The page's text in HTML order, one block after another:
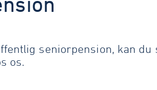
seniorpension, kan du
os.